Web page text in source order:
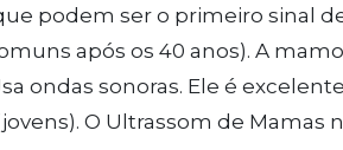
podem ser o primeiro sinal
após os 40 anos). A
ondas sonoras. Ele é
O Ultrassom de Mamas